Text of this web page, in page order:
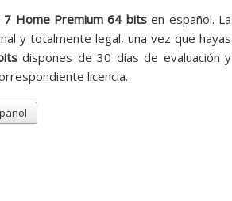
7 Home Premium 64 bitsen español. La
y totalmente legal, una vez que hayas
dispones de 30 días de evaluación y
licencia.